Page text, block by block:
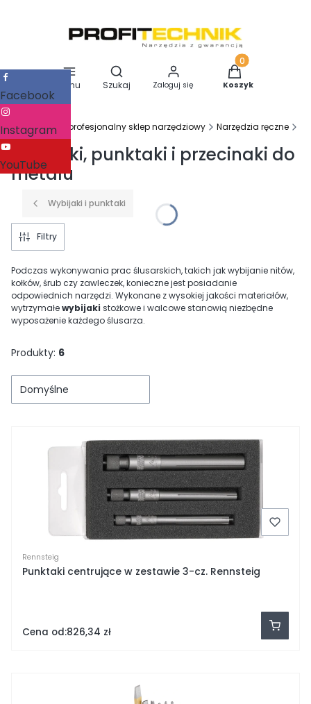
Menu
Otwórz wyszukiwarkę
Szukaj Zaloguj się
Produkty w
Koszyk
Profitechnik - profesjonalny sklep narzędziowy Narzędzia ręczne
Wybijaki, punktaki i przecinaki do
metalu
Wybijaki i punktaki
Filtry
Podczas wykonywania prac ślusarskich, takich jak wybijanie nitów,
kołków, śrub czy zawleczek, konieczne jest posiadanie
odpowiednich narzędzi. Wykonane z wysokiej jakości materiałów,
wytrzymałewybijaki stożkowe i walcowe stanowią niezbędne
wyposażenie każdego ślusarza.
Produkty: 6
Domyślne
Rennsteig
Punktaki centrujące w zestawie 3-cz. Rennsteig
Cena od:826,34 zł
Facebook
Instagram
YouTube